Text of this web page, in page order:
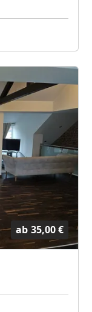
ab 35,00 €